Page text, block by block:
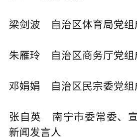
梁剑波 自治区体育局党
朱雁玲 自治区商务厅党
邓娟娟 自治区民宗委党
张自英
南宁市委常委、
新闻发言人